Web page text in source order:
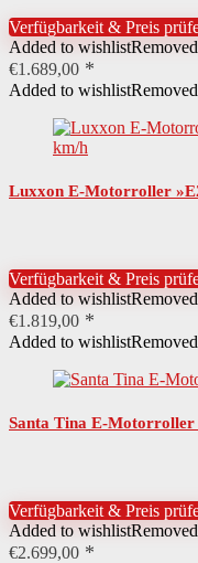
Verfügbarkeit & Preis
Added to wishlist
€1.689,00
Added to wishlist
Luxxon E-Motorroller
Verfügbarkeit & Preis
Added to wishlist
€1.819,00
Added to wishlist
Santa Tina E-Motorroller
Verfügbarkeit & Preis
Added to wishlist
€2.699,00